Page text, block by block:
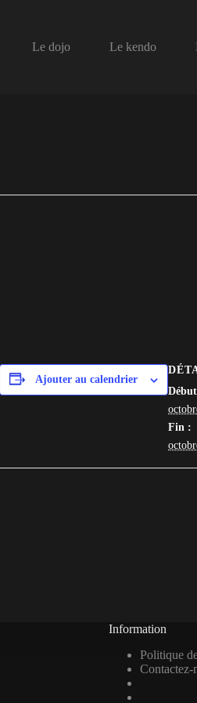
Le dojo Le kendo
Ajouter au calendrier
Fin :
Information
Politique
Contactez-